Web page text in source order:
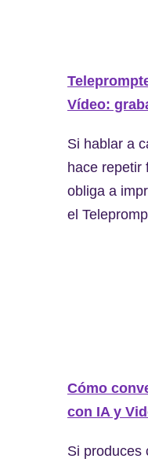
Vídeo:
Si hablar a
hace repetir
obliga a
el
Cómo
con IA y
Si produces